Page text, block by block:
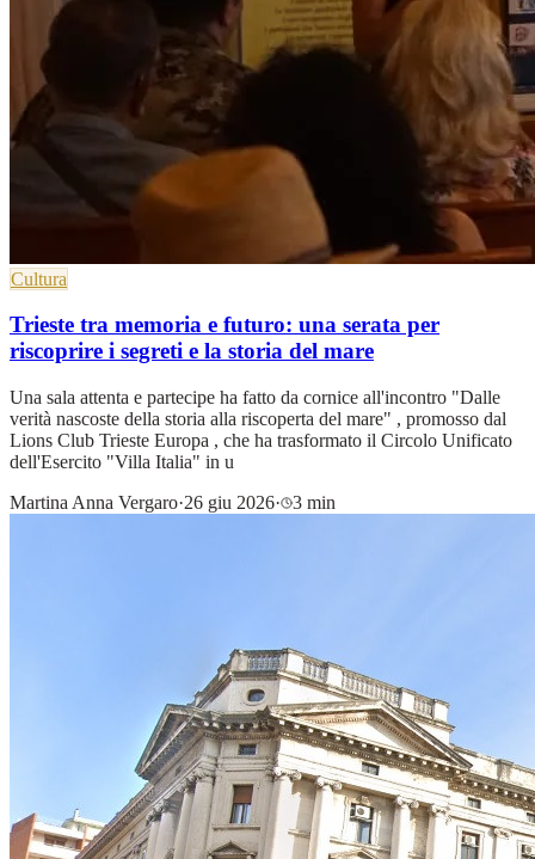
Cultura
Trieste tra memoria e futuro: una serata per
riscoprire i segreti e la storia del mare
Una sala attenta e partecipe ha fatto da cornice all'incontro "Dalle
verità nascoste della storia alla riscoperta del mare" , promosso dal
Lions Club Trieste Europa , che ha trasformato il Circolo Unificato
dell'Esercito "Villa Italia" in u
Martina Anna Vergaro·26 giu 2026· 3 min